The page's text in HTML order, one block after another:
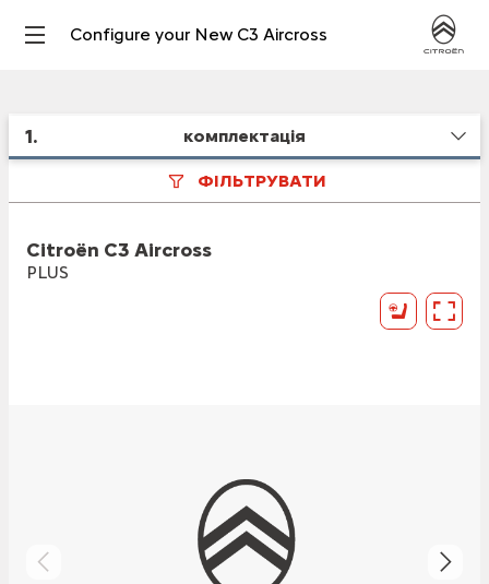
Configure your New C3 Aircross
1. комплектація
ФІЛЬТРУВАТИ
Citroën C3 Aircross
PLUS